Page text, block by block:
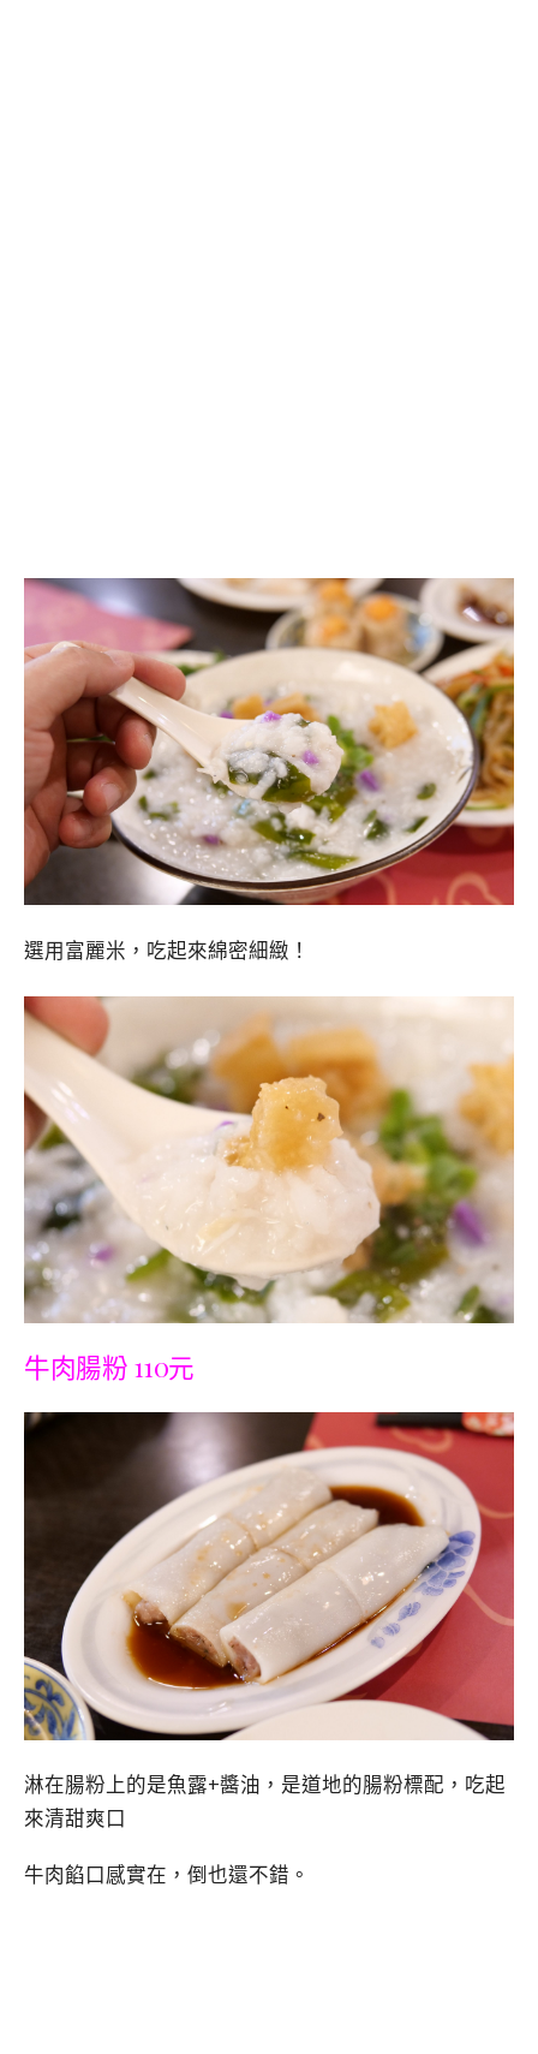
選用富麗米，吃起來綿密細緻！
牛肉腸粉 110元
淋在腸粉上的是魚露+醬油，是道地的腸粉標配，吃起
來清甜爽口
牛肉餡口感實在，倒也還不錯。